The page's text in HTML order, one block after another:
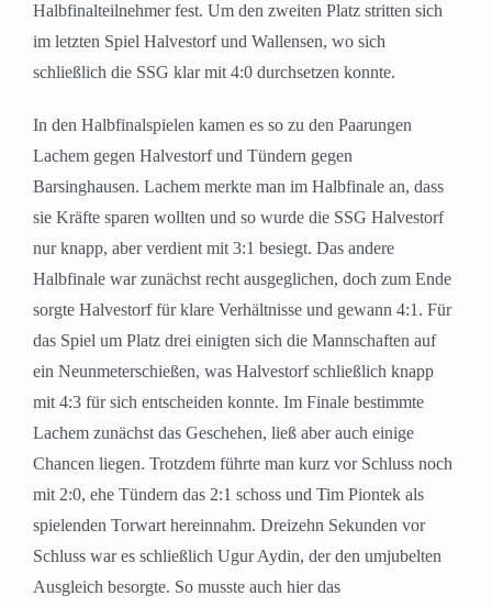
Halbfinalteilnehmer fest. Um den zweiten Platz stritten sich
im letzten Spiel Halvestorf und Wallensen, wo sich
schließlich die SSG klar mit 4:0 durchsetzen konnte.
In den Halbfinalspielen kamen es so zu den Paarungen
Lachem gegen Halvestorf und Tündern gegen
Barsinghausen. Lachem merkte man im Halbfinale an, dass
sie Kräfte sparen wollten und so wurde die SSG Halvestorf
nur knapp, aber verdient mit 3:1 besiegt. Das andere
Halbfinale war zunächst recht ausgeglichen, doch zum Ende
sorgte Halvestorf für klare Verhältnisse und gewann 4:1. Für
das Spiel um Platz drei einigten sich die Mannschaften auf
ein Neunmeterschießen, was Halvestorf schließlich knapp
mit 4:3 für sich entscheiden konnte. Im Finale bestimmte
Lachem zunächst das Geschehen, ließ aber auch einige
Chancen liegen. Trotzdem führte man kurz vor Schluss noch
mit 2:0, ehe Tündern das 2:1 schoss und Tim Piontek als
spielenden Torwart hereinnahm. Dreizehn Sekunden vor
Schluss war es schließlich Ugur Aydin, der den umjubelten
Ausgleich besorgte. So musste auch hier das